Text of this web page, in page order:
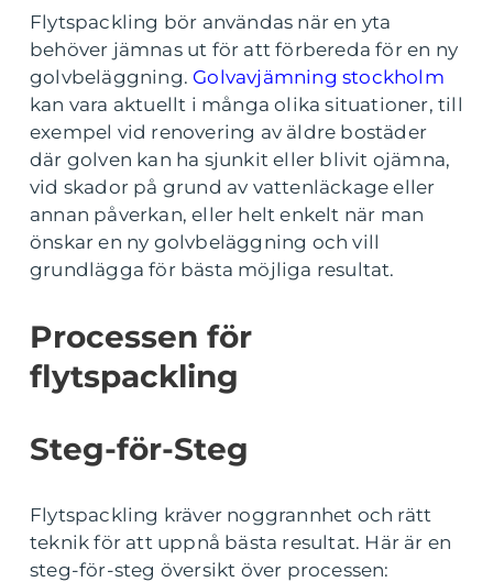
Flytspackling bör användas när en yta
behöver jämnas ut för att förbereda för en ny
golvbeläggning. Golvavjämning stockholm
kan vara aktuellt i många olika situationer, till
exempel vid renovering av äldre bostäder
där golven kan ha sjunkit eller blivit ojämna,
vid skador på grund av vattenläckage eller
annan påverkan, eller helt enkelt när man
önskar en ny golvbeläggning och vill
grundlägga för bästa möjliga resultat.
Processen för
flytspackling
Steg-för-Steg
Flytspackling kräver noggrannhet och rätt
teknik för att uppnå bästa resultat. Här är en
steg-för-steg översikt över processen: